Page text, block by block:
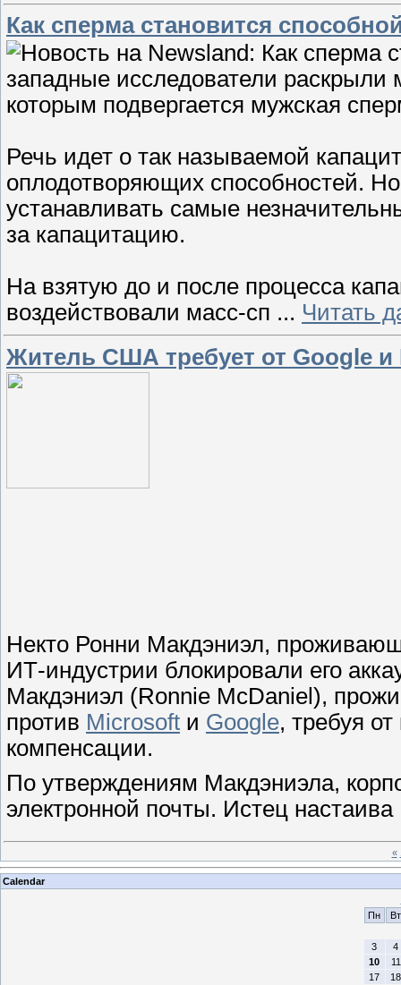
Как сперма становится
западные исследователи
которым подвергается мужская
Речь идет о так называемой
оплодотворяющих способностей.
устанавливать самые
за капацитацию.
На взятую до и после процесса
воздействовали масс-сп ... Читать
Житель США требует от Google
Некто Ронни Макдэниэл,
ИТ-индустрии блокировали его
Макдэниэл (Ronnie McDaniel),
против Microsoft и Google, требуя
компенсации.
По утверждениям Макдэниэла,
электронной почты. Истец настаива
«
Calendar
Пн
Вт
3
4
10
11
17
18